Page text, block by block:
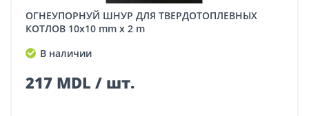
ОГНЕУПОРНУЙ ШНУР ДЛЯ ТВЕРДОТОПЛЕВНЫХ
КОТЛОВ 10x10 mm x 2 m
В наличии
217 MDL / шт.